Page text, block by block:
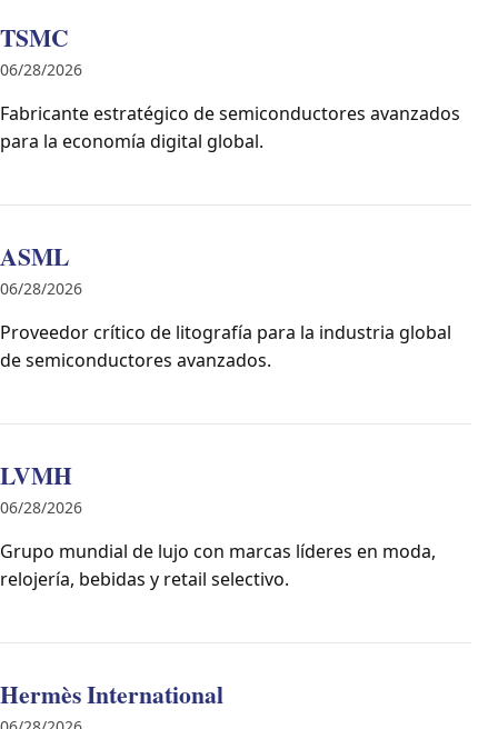
TSMC
06/28/2026
Fabricante estratégico de semiconductores avanzados
para la economía digital global.
ASML
06/28/2026
Proveedor crítico de litografía para la industria global
de semiconductores avanzados.
LVMH
06/28/2026
Grupo mundial de lujo con marcas líderes en moda,
relojería, bebidas y retail selectivo.
Hermès International